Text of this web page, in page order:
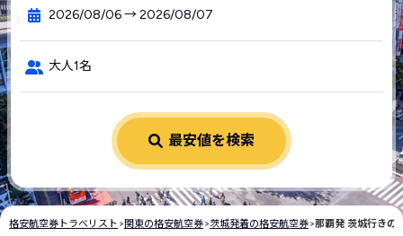
2026/08/06 → 2026/08/07
大人1名
最安値を検索
格安航空券トラベリスト > 関東の格安航空券>茨城発着の格安航空券>那覇発 茨城行きの